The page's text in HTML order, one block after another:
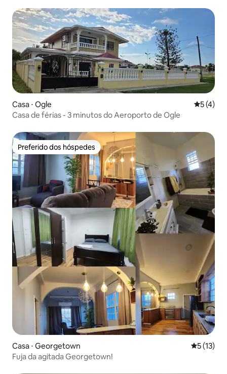
Casa ⋅ Ogle 5 de
5 (4)
Casa de férias - 3 minutos do Aeroporto de Ogle
Preferido dos hóspedes
Preferido dos hóspedes
Casa ⋅ Georgetown 5 de uma
5 (13)
Fuja da agitada Georgetown!